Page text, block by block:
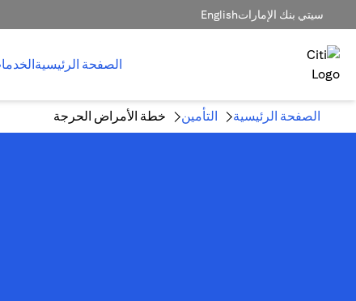
سيتي بنك الإماراتEnglish
الصفحة الرئيسية
الصفحة الرئيسية التأمين خطة الأمراض الحرجة